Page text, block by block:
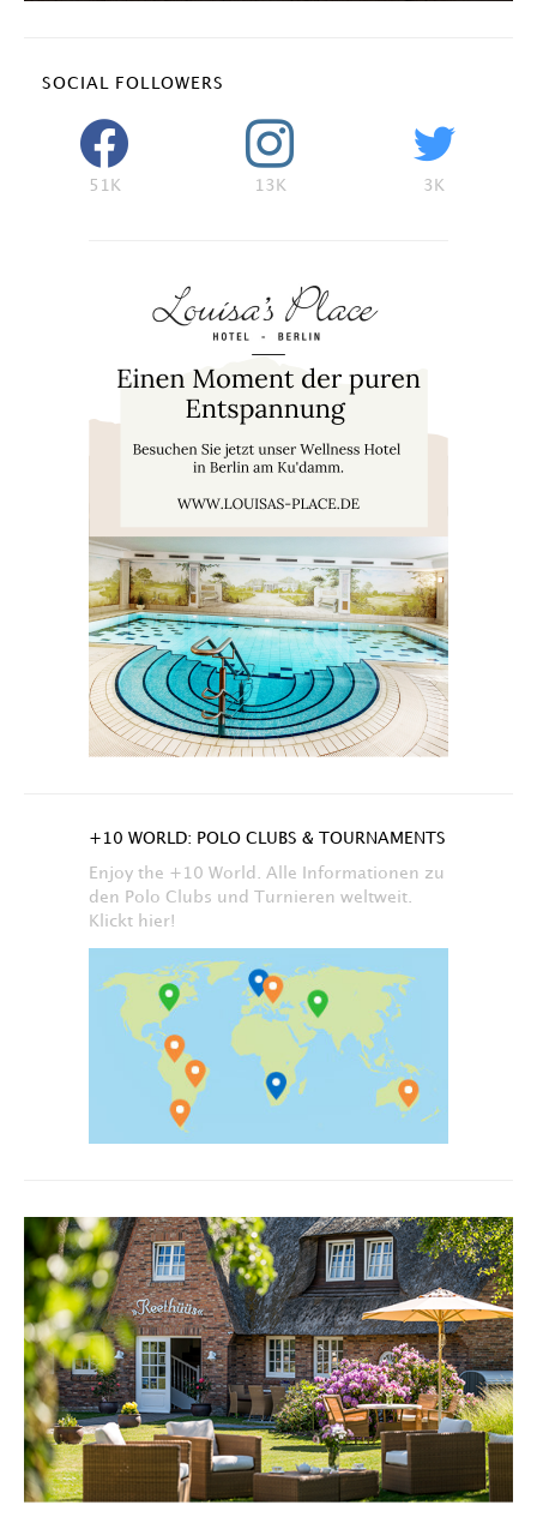
SOCIAL FOLLOWERS
51K 13K 3K
+10 WORLD: POLO CLUBS & TOURNAMENTS
Enjoy the +10 World. Alle Informationen zu
den Polo Clubs und Turnieren weltweit.
Klickt hier!